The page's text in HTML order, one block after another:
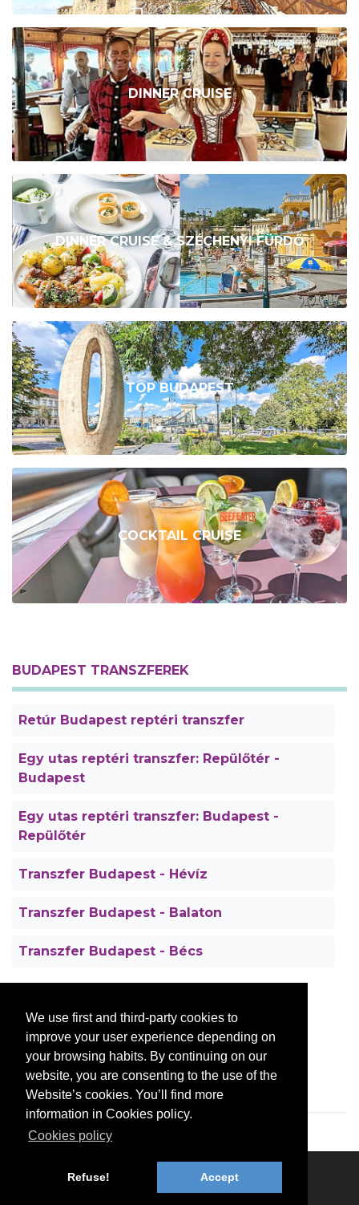
We use first and third-party cookies to
improve your user experience depending on
your browsing habits. By continuing on our
website, you are consenting to the use of the
Website’s cookies. You’ll find more
information in Cookies policy.
Cookies policy
Refuse! Accept
DINNER CRUISE
DINNER CRUISE & SZÉCHENYI FÜRDŐ
TOP BUDAPEST
COCKTAIL CRUISE
BUDAPEST TRANSZFEREK
Retúr Budapest reptéri transzfer
Egy utas reptéri transzfer: Repülőtér -
Budapest
Egy utas reptéri transzfer: Budapest -
Repülőtér
Transzfer Budapest - Hévíz
Transzfer Budapest - Balaton
Transzfer Budapest - Bécs
Kapcsolat
info@bookinbudapest.com
+36-70-776-1217
RÓLUNK